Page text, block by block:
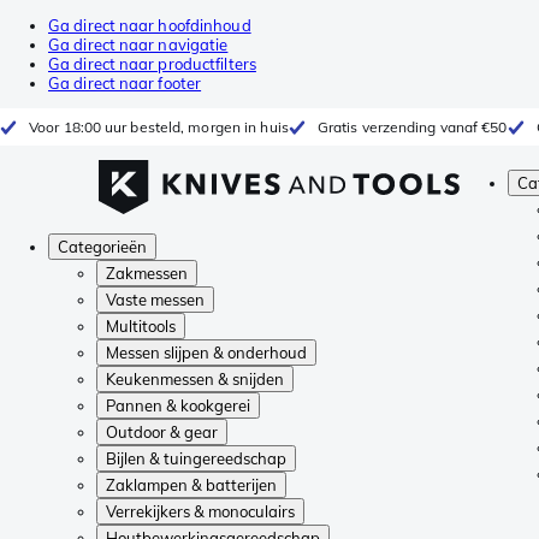
Ga direct naar hoofdinhoud
Ga direct naar navigatie
Ga direct naar productfilters
Ga direct naar footer
Voor 18:00 uur besteld, morgen in huis Gratis verzending vanaf €50
Categorieën
Zakmessen
Vaste messen
Multitools
Messen slijpen & onderhoud
Keukenmessen & snijden
Pannen & kookgerei
Outdoor & gear
Bijlen & tuingereedschap
Zaklampen & batterijen
Verrekijkers & monoculairs